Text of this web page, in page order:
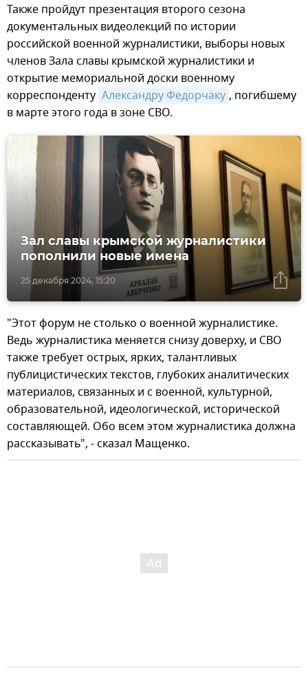
Также пройдут презентация второго сезона
документальных видеолекций по истории
российской военной журналистики, выборы новых
членов Зала славы крымской журналистики и
открытие мемориальной доски военному
корреспонденту Александру Федорчаку , погибшему
в марте этого года в зоне СВО.
25 декабря 2024, 15:20
Зал славы крымской журналистики
пополнили новые имена
"Этот форум не столько о военной журналистике.
Ведь журналистика меняется снизу доверху, и СВО
также требует острых, ярких, талантливых
публицистических текстов, глубоких аналитических
материалов, связанных и с военной, культурной,
образовательной, идеологической, исторической
составляющей. Обо всем этом журналистика должна
рассказывать", - сказал Мащенко.